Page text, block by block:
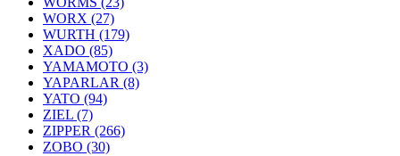
WORX (27)
WURTH (179)
XADO (85)
YAMAMOTO (3)
YAPARLAR (8)
YATO (94)
ZIEL (7)
ZIPPER (266)
ZOBO (30)